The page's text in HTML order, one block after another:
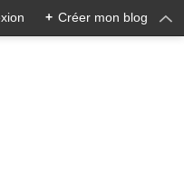
+ Créer mon blog